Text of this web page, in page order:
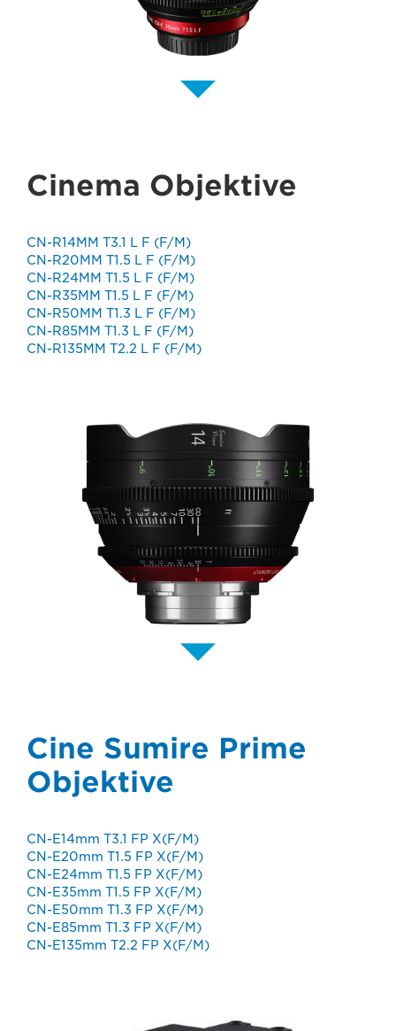
Cinema Objektive
CN-R14MM T3.1 L F (F/M)
CN-R20MM T1.5 L F (F/M)
CN-R24MM T1.5 L F (F/M)
CN-R35MM T1.5 L F (F/M)
CN-R50MM T1.3 L F (F/M)
CN-R85MM T1.3 L F (F/M)
CN-R135MM T2.2 L F (F/M)
Cine Sumire Prime
Objektive
CN-E14mm T3.1 FP X(F/M)
CN-E20mm T1.5 FP X(F/M)
CN-E24mm T1.5 FP X(F/M)
CN-E35mm T1.5 FP X(F/M)
CN-E50mm T1.3 FP X(F/M)
CN-E85mm T1.3 FP X(F/M)
CN-E135mm T2.2 FP X(F/M)